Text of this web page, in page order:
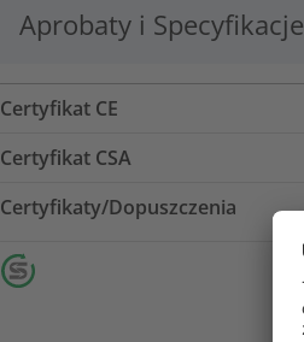
Aprobaty i Specyfikacje
Certyfikat CE
Certyfikat CSA
Certyfikaty/Dopuszczenia